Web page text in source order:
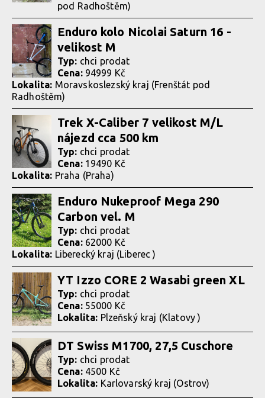
pod Radhoštěm)
Enduro kolo Nicolai Saturn 16 -
velikost M
Typ: chci prodat
Cena: 94999 Kč
Lokalita: Moravskoslezský kraj (Frenštát pod
Radhoštěm)
Trek X-Caliber 7 velikost M/L
nájezd cca 500 km
Typ: chci prodat
Cena: 19490 Kč
Lokalita: Praha (Praha)
Enduro Nukeproof Mega 290
Carbon vel. M
Typ: chci prodat
Cena: 62000 Kč
Lokalita: Liberecký kraj (Liberec )
YT Izzo CORE 2 Wasabi green XL
Typ: chci prodat
Cena: 55000 Kč
Lokalita: Plzeňský kraj (Klatovy )
DT Swiss M1700, 27,5 Cuschore
Typ: chci prodat
Cena: 4500 Kč
Lokalita: Karlovarský kraj (Ostrov)